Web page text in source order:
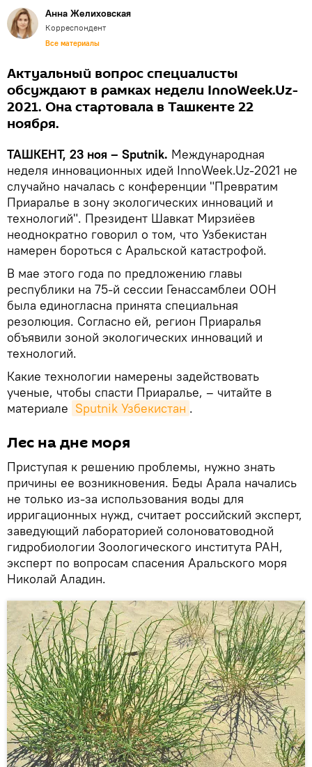
Анна Желиховская
Корреспондент
Все материалы
Актуальный вопрос специалисты
обсуждают в рамках недели InnoWeek.Uz-
2021. Она стартовала в Ташкенте 22
ноября.
ТАШКЕНТ, 23 ноя – Sputnik. Международная
неделя инновационных идей InnoWeek.Uz-2021 не
случайно началась с конференции "Превратим
Приаралье в зону экологических инноваций и
технологий". Президент Шавкат Мирзиёев
неоднократно говорил о том, что Узбекистан
намерен бороться с Аральской катастрофой.
В мае этого года по предложению главы
республики на 75-й сессии Генассамблеи ООН
была единогласна принята специальная
резолюция. Согласно ей, регион Приаралья
объявили зоной экологических инноваций и
технологий.
Какие технологии намерены задействовать
ученые, чтобы спасти Приаралье, – читайте в
материале Sputnik Узбекистан .
Лес на дне моря
Приступая к решению проблемы, нужно знать
причины ее возникновения. Беды Арала начались
не только из-за использования воды для
ирригационных нужд, считает российский эксперт,
заведующий лабораторией солоноватоводной
гидробиологии Зоологического института РАН,
эксперт по вопросам спасения Аральского моря
Николай Аладин.